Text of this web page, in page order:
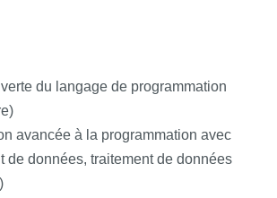
du langage de programmation
avancée à la programmation avec
de données, traitement de données